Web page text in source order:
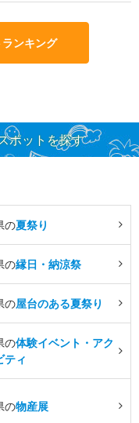
ンキング
ポットを探す
の夏祭り
の縁日・納涼祭
の屋台のある夏祭り
の体験イベント・アク
ティ
の物産展